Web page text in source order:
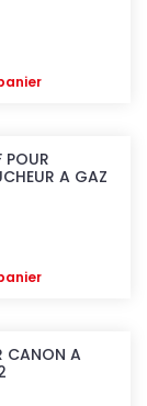
POUR
A GAZ
CANON A